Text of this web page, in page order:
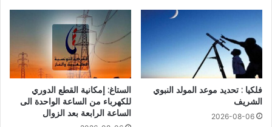
فلكيا : تحديد موعد المولد النبوي
الشريف
2026-08-06
الستاغ: إمكانية القطع الدوري
للكهرباء من الساعة الواحدة الى
الساعة الرابعة بعد الزوال